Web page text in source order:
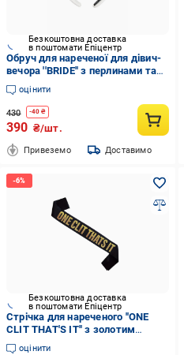
Безкоштовна доставка
в поштомати Епіцентр
Обруч для нареченої для дівич-
вечора ''BRIDE'' з перлинами та
фатином (93)
оцінити
430 -40 ₴
390 ₴/шт.
Привеземо Доставимо
Безкоштовна доставка
в поштомати Епіцентр
Стрічка для нареченого ''ONE
CLIT THAT'S IT'' з золотим
написом (76)
оцінити